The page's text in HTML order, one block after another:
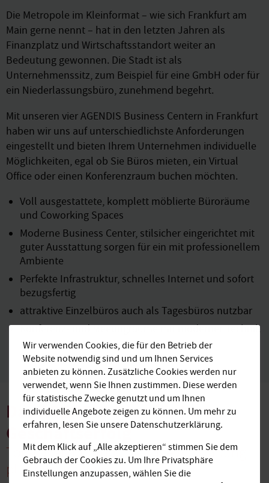
Die Metropole im Kleinformat – wie sich Frankfurt am
Main gerne nennt – hat in den letzten Jahren als
Finanzplatz und Wirtschaftsstandort weiter an
Bedeutung gewonnen. Die Stadt ist als
Unternehmenssitz, zum Beispiel für eine GmbH oder für
ein Niederlassungsbüro, zunehmend begehrt.
Mit unseren vier AGENDIS Business Centern in Frankfurt
haben wir uns auf unterschiedlichste Anforderungen
eingestellt und bieten Ihrem Unternehmen individuelle
Möglichkeiten, egal ob Sie Büros mieten, ein Virtual
Office oder einen Konferenzraum buchen möchten.
Voll ausgestattete, komplett möblierte Büroräume
und Coworking Spaces
Moderne Business Center, stilsicher eingerichtet mit
guter Ausstattung sorgen für ein mit professionellem
Ambiente
Perfekte Infrastruktur, schnelles Internet und sofort
bezugsfertig
attraktive Einzelbüros auch als Tagesbüros nutzbar
Konferenz- und Meetingräume mit moderner Technik
Das AGENDIS-Plus für Ihren
Geschäftserfolg
Top-Lagen plus hochwertige Ausstattung
plus bester Service
Wir verwenden Cookies, die für den Betrieb der
Website notwendig sind und um Ihnen Services
anbieten zu können. Zusätzliche Cookies werden nur
verwendet, wenn Sie Ihnen zustimmen. Diese werden
für statistische Zwecke genutzt und um Ihnen
individuelle Angebote zeigen zu können. Um mehr zu
erfahren, lesen Sie unsere Datenschutzerklärung.
Mit dem Klick auf „Alle akzeptieren“ stimmen Sie dem
Gebrauch der Cookies zu. Um Ihre Privatsphäre
Einstellungen anzupassen, wählen Sie die